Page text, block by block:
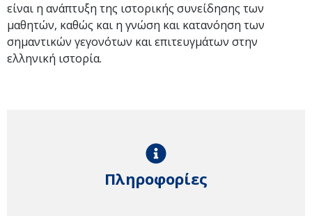
είναι η ανάπτυξη της ιστορικής συνείδησης των
μαθητών, καθώς και η γνώση και κατανόηση των
σημαντικών γεγονότων και επιτευγμάτων στην
ελληνική ιστορία.​
Πληροφορίες